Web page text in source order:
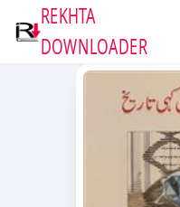
REKHTA
DOWNLOADER